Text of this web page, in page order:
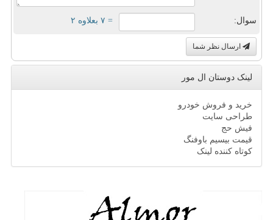
سوال: = ۷ بعلاوه ۲
ارسال نظر شما
لینک دوستان ال مور
خرید و فروش خودرو
طراحی سایت
فیش حج
قیمت بیسیم باوفنگ
کوتاه کننده لینک